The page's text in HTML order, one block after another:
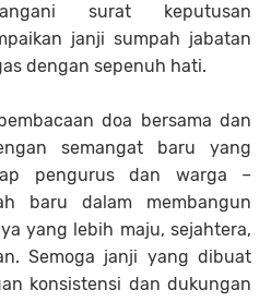
surat keputusan
janji sumpah jabatan
dengan sepenuh hati.
doa bersama dan
semangat baru yang
pengurus dan warga –
baru dalam membangun
yang lebih maju, sejahtera,
Semoga janji yang dibuat
konsistensi dan dukungan